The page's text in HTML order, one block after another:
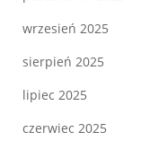
wrzesień 2025
sierpień 2025
lipiec 2025
czerwiec 2025